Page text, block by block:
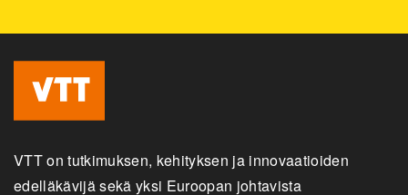
VTT on tutkimuksen, kehityksen ja innovaatioiden
edelläkävijä sekä yksi Euroopan johtavista